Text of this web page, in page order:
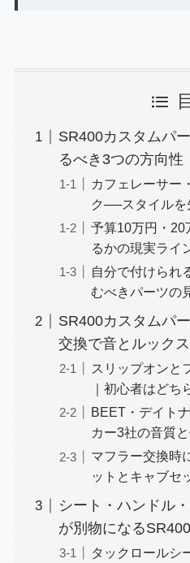
SR400カスタムパ
るべき3つの方向性
カフェレーサー
ク──スタイルを
予算10万円・20
るかの現実ライ
自分で付けられ
むべきパーツの
SR400カスタムパ
交換で音とルック
スリップオンと
｜初心者はどち
BEET・デイト
カー3社の音質
マフラー交換時
ットとキャブセ
シート・ハンドル
が別物になる
タックロールシ